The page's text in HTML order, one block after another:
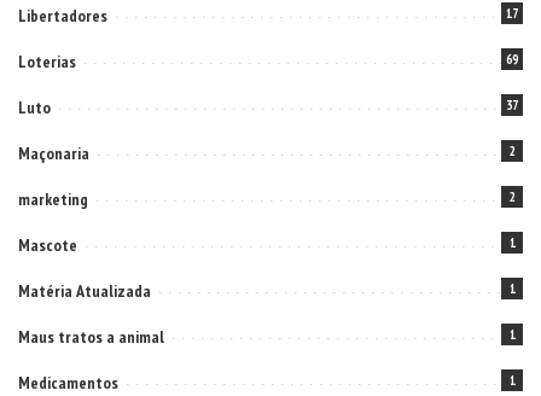
Libertadores 17
Loterias 69
Luto 37
Maçonaria 2
marketing 2
Mascote 1
Matéria Atualizada 1
Maus tratos a animal 1
Medicamentos 1